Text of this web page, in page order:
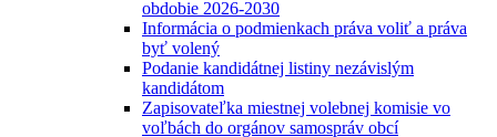
obdobie 2026-2030
Informácia o podmienkach práva voliť a práva
byť volený
Podanie kandidátnej listiny nezávislým
kandidátom
Zapisovateľka miestnej volebnej komisie vo
voľbách do orgánov samospráv obcí